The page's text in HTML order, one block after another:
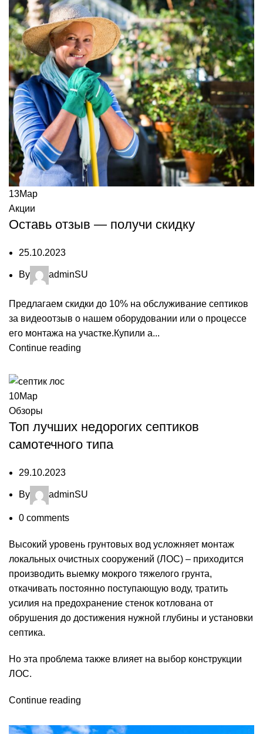
13Мар
Акции
Оставь отзыв — получи скидку
25.10.2023
By adminSU
Предлагаем скидки до 10% на обслуживание септиков
за видеоотзыв о нашем оборудовании или о процессе
его монтажа на участке.Купили а...
Continue reading
10Мар
Обзоры
Топ лучших недорогих септиков
самотечного типа
29.10.2023
By adminSU
0 comments
Высокий уровень грунтовых вод усложняет монтаж
локальных очистных сооружений (ЛОС) – приходится
производить выемку мокрого тяжелого грунта,
откачивать постоянно поступающую воду, тратить
усилия на предохранение стенок котлована от
обрушения до достижения нужной глубины и установки
септика.
Но эта проблема также влияет на выбор конструкции
ЛОС.
Continue reading